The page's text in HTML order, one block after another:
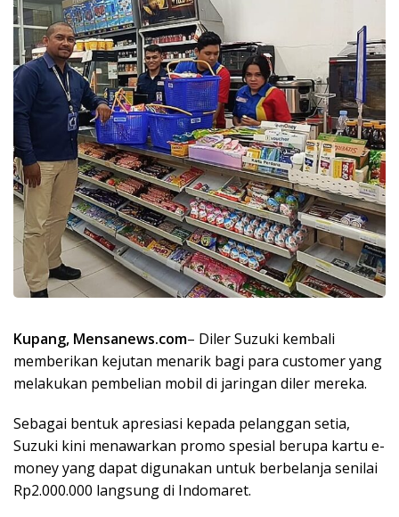
Kupang, Mensanews.com– Diler Suzuki kembali
memberikan kejutan menarik bagi para customer yang
melakukan pembelian mobil di jaringan diler mereka.
Sebagai bentuk apresiasi kepada pelanggan setia,
Suzuki kini menawarkan promo spesial berupa kartu e-
money yang dapat digunakan untuk berbelanja senilai
Rp2.000.000 langsung di Indomaret.